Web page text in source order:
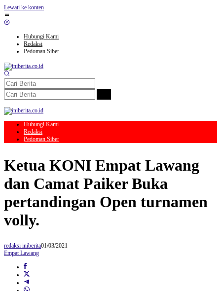
Lewati ke konten
Hubungi Kami
Redaksi
Pedoman Siber
Hubungi Kami
Redaksi
Pedoman Siber
Ketua KONI Empat Lawang
dan Camat Paiker Buka
pertandingan Open turnamen
volly.
redaksi iniberita01/03/2021
Empat Lawang